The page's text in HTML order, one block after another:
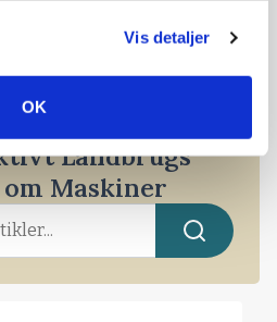
Vis detaljer
OK
Landbrugs
Maskiner